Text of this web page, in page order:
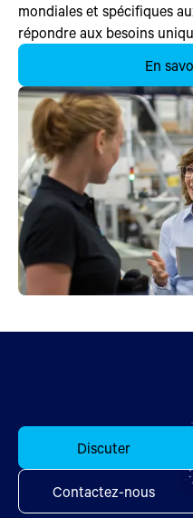
mondiales et spécifiques
répondre aux besoins
En
Discuter
Contactez-nous